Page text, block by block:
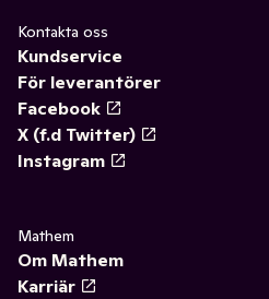
Kontakta oss
Kundservice
För leverantörer
Facebook
X (f.d Twitter)
Instagram
Mathem
Om Mathem
Karriär